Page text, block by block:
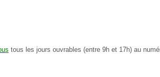
s tous les jours ouvrables (entre 9h et 17h) au